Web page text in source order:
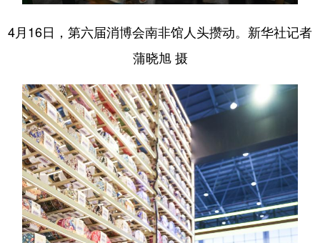
4月16日，第六届消博会南非馆人头攒动。新华社记者
蒲晓旭 摄